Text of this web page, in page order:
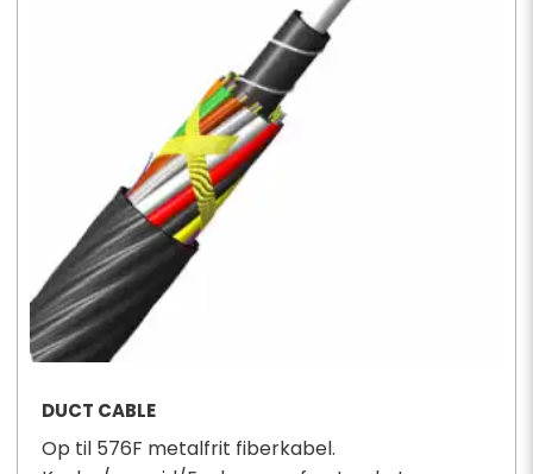
DUCT CABLE
Op til 576F metalfrit fiberkabel.